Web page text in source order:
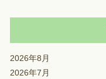
2026年8月
2026年7月